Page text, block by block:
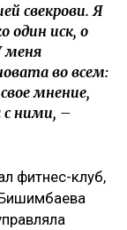
свекрови. Я
один иск, о
меня
во всем:
мнение,
ними, –
фитнес-клуб,